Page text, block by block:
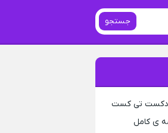
جستجو
تی کست
ی کامل